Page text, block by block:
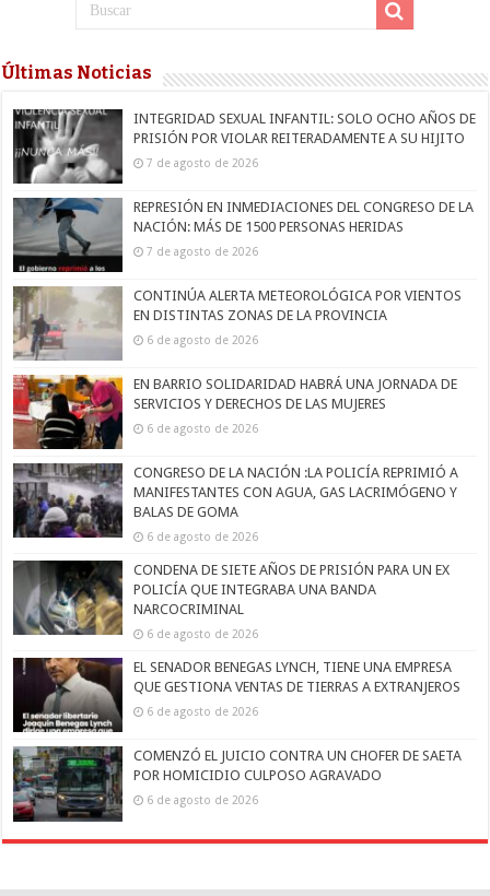
Últimas Noticias
INTEGRIDAD SEXUAL INFANTIL: SOLO OCHO AÑOS DE
PRISIÓN POR VIOLAR REITERADAMENTE A SU HIJITO
7 de agosto de 2026
REPRESIÓN EN INMEDIACIONES DEL CONGRESO DE LA
NACIÓN: MÁS DE 1500 PERSONAS HERIDAS
7 de agosto de 2026
CONTINÚA ALERTA METEOROLÓGICA POR VIENTOS
EN DISTINTAS ZONAS DE LA PROVINCIA
6 de agosto de 2026
EN BARRIO SOLIDARIDAD HABRÁ UNA JORNADA DE
SERVICIOS Y DERECHOS DE LAS MUJERES
6 de agosto de 2026
CONGRESO DE LA NACIÓN :LA POLICÍA REPRIMIÓ A
MANIFESTANTES CON AGUA, GAS LACRIMÓGENO Y
BALAS DE GOMA
6 de agosto de 2026
CONDENA DE SIETE AÑOS DE PRISIÓN PARA UN EX
POLICÍA QUE INTEGRABA UNA BANDA
NARCOCRIMINAL
6 de agosto de 2026
EL SENADOR BENEGAS LYNCH, TIENE UNA EMPRESA
QUE GESTIONA VENTAS DE TIERRAS A EXTRANJEROS
6 de agosto de 2026
COMENZÓ EL JUICIO CONTRA UN CHOFER DE SAETA
POR HOMICIDIO CULPOSO AGRAVADO
6 de agosto de 2026